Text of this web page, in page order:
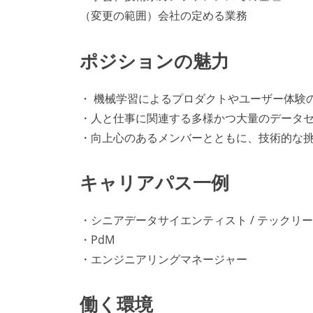
（変更の範囲）会社の定める業務
ポジションの魅力
・ 機械学習によるプロダクトやユーザー体
・人と仕事に関連する多様かつ大量のデータ
・向上心のあるメンバーとともに、技術的な
キャリアパス一例
・シニアデータサイエンティスト / テックリ
・PdM
・エンジニアリングマネージャー
働く環境